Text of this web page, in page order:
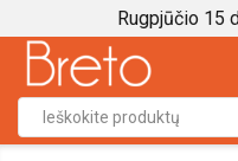
Rugpjūčio 15